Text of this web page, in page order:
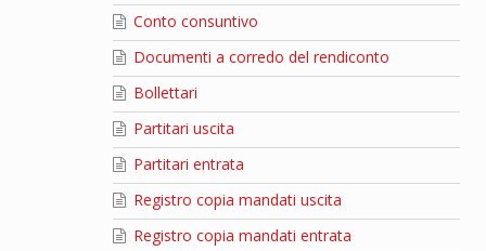
Conto consuntivo
Documenti a corredo del rendiconto
Bollettari
Partitari uscita
Partitari entrata
Registro copia mandati uscita
Registro copia mandati entrata